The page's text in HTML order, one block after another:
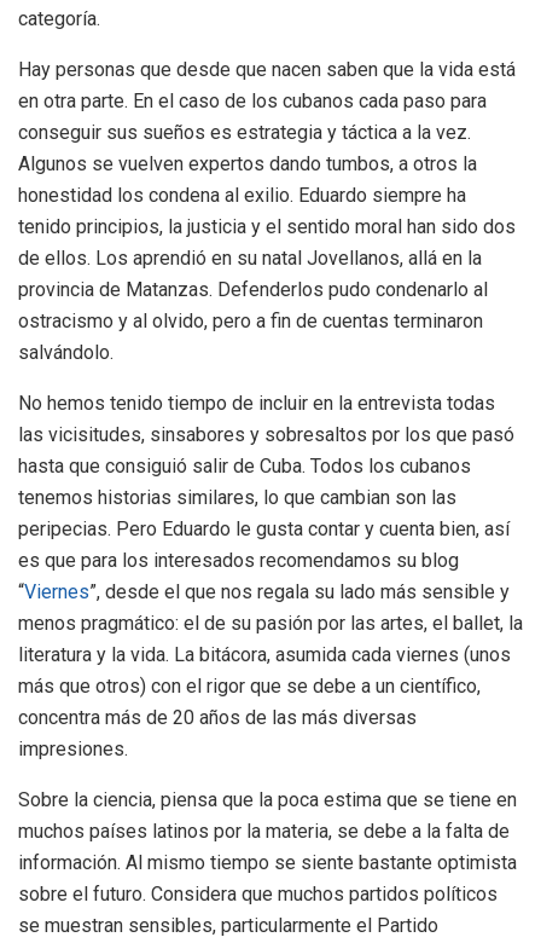
categoría.
Hay personas que desde que nacen saben que la vida está
en otra parte. En el caso de los cubanos cada paso para
conseguir sus sueños es estrategia y táctica a la vez.
Algunos se vuelven expertos dando tumbos, a otros la
honestidad los condena al exilio. Eduardo siempre ha
tenido principios, la justicia y el sentido moral han sido dos
de ellos. Los aprendió en su natal Jovellanos, allá en la
provincia de Matanzas. Defenderlos pudo condenarlo al
ostracismo y al olvido, pero a fin de cuentas terminaron
salvándolo.
No hemos tenido tiempo de incluir en la entrevista todas
las vicisitudes, sinsabores y sobresaltos por los que pasó
hasta que consiguió salir de Cuba. Todos los cubanos
tenemos historias similares, lo que cambian son las
peripecias. Pero Eduardo le gusta contar y cuenta bien, así
es que para los interesados recomendamos su blog
“Viernes”, desde el que nos regala su lado más sensible y
menos pragmático: el de su pasión por las artes, el ballet, la
literatura y la vida. La bitácora, asumida cada viernes (unos
más que otros) con el rigor que se debe a un científico,
concentra más de 20 años de las más diversas
impresiones.
Sobre la ciencia, piensa que la poca estima que se tiene en
muchos países latinos por la materia, se debe a la falta de
información. Al mismo tiempo se siente bastante optimista
sobre el futuro. Considera que muchos partidos políticos
se muestran sensibles, particularmente el Partido